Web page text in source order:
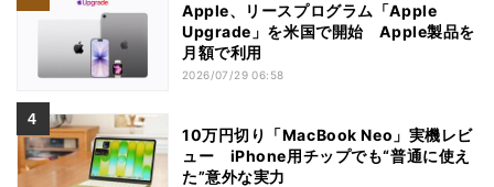
Apple、リースプログラム「Apple
Upgrade」を米国で開始 Apple製品を
月額で利用
2026/07/29 06:58
10万円切り「MacBook Neo」実機レビ
ュー iPhone用チップでも“普通に使え
た”意外な実力